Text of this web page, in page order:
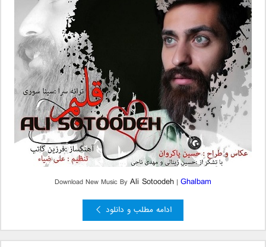
Download New Music ByAli Sotoodeh | Ghalbam
ادامه مطلب و دانلود